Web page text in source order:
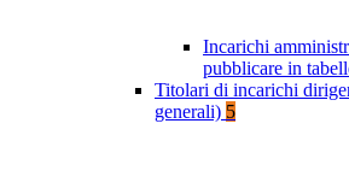
Incarichi
pubblicare in
Titolari di incarichi
generali) 5